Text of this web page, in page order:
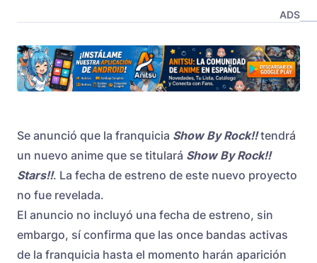
ADS
Se anunció que la franquicia Show By Rock!!tendrá
un nuevo anime que se titulará Show By Rock!!
Stars!!. La fecha de estreno de este nuevo proyecto
no fue revelada.
El anuncio no incluyó una fecha de estreno, sin
embargo, sí confirma que las once bandas activas
de la franquicia hasta el momento harán aparición